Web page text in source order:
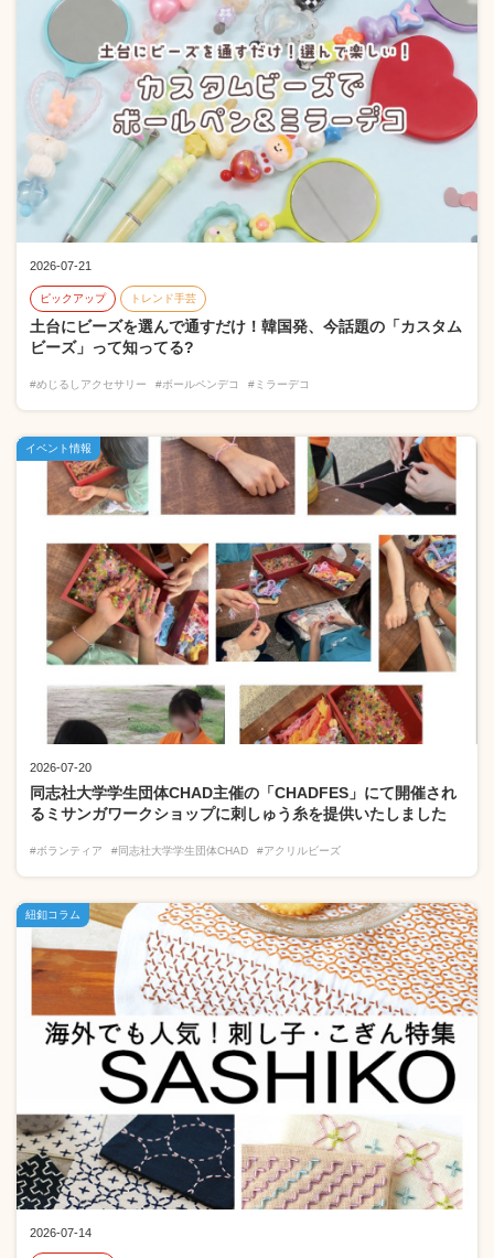
2026-07-21
ピックアップ トレンド手芸
土台にビーズを選んで通すだけ！韓国発、今話題の「カスタム
ビーズ」って知ってる?
#めじるしアクセサリー #ボールペンデコ #ミラーデコ
2026-07-20
同志社大学学生団体CHAD主催の「CHADFES」にて開催され
るミサンガワークショップに刺しゅう糸を提供いたしました
#ボランティア #同志社大学学生団体CHAD #アクリルビーズ
イベント情報
2026-07-14
紐釦コラム